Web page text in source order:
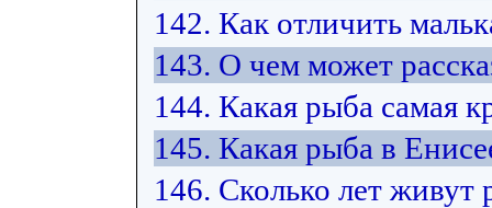
142. Как отличить
143. О чем может
144. Какая рыба самая
145. Какая рыба в
146. Сколько лет живут